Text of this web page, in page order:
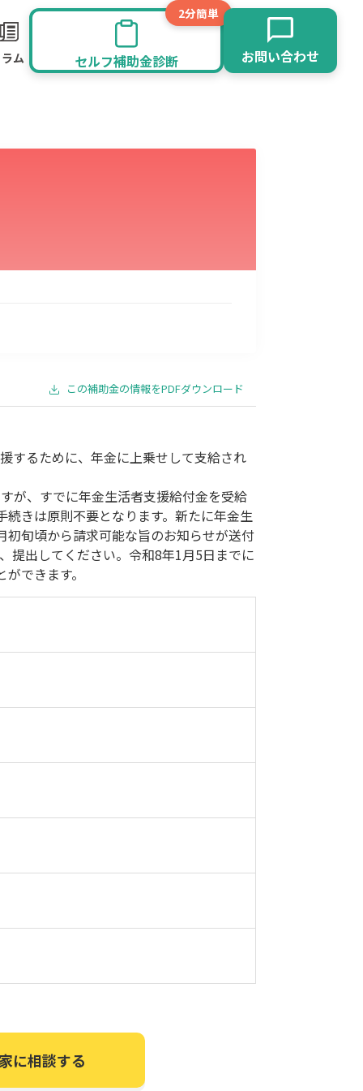
ム
2分簡単
セルフ補助金診断 お問い合わせ
この補助金の情報をPDFダウンロード
するために、年金に上乗せして支給され
が、すでに年金生活者支援給付金を受給
きは原則不要となります。新たに年金生
旬頃から請求可能な旨のお知らせが送付
提出してください。令和8年1月5日までに
できます。
に相談する